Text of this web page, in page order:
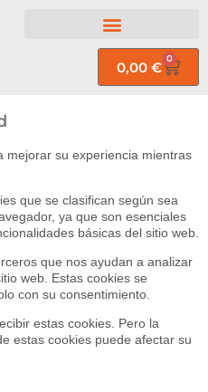
0,00 € 0
mejorar su experiencia mientras
que se clasifican según sea
ya que son esenciales
básicas del sitio web.
que nos ayudan a analizar
web. Estas cookies se
con su consentimiento.
estas cookies. Pero la
estas cookies puede afectar su